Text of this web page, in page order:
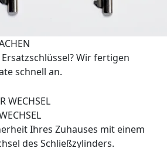
Wir fertigen
schnell an.
Ihres Zuhauses mit einem
des Schließzylinders.